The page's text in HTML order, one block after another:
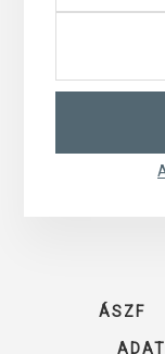
ÁSZF